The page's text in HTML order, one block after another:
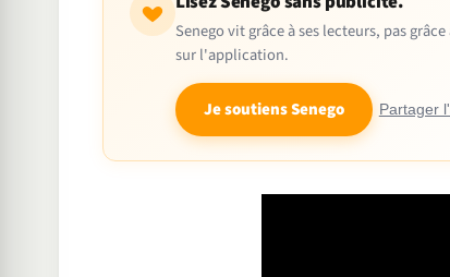
Senego vit grâce à ses lecteurs, pas
sur l'application.
Je soutiens Senego Partager